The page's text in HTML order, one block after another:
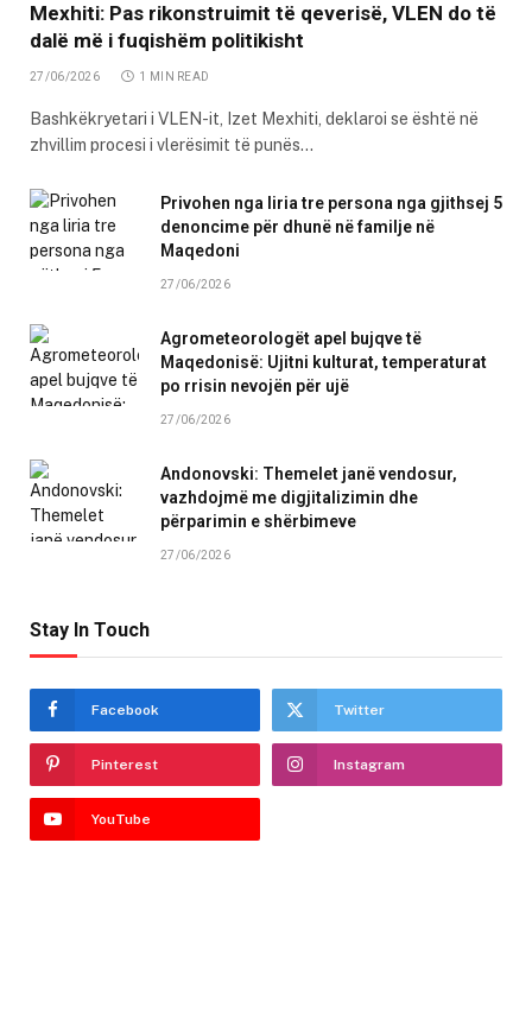
Mexhiti: Pas rikonstruimit të qeverisë, VLEN do të
dalë më i fuqishëm politikisht
27/06/2026 1 MIN READ
Bashkëkryetari i VLEN-it, Izet Mexhiti, deklaroi se është në
zhvillim procesi i vlerësimit të punës…
Privohen nga liria tre persona nga gjithsej 5
denoncime për dhunë në familje në
Maqedoni
27/06/2026
Agrometeorologët apel bujqve të
Maqedonisë: Ujitni kulturat, temperaturat
po rrisin nevojën për ujë
27/06/2026
Andonovski: Themelet janë vendosur,
vazhdojmë me digjitalizimin dhe
përparimin e shërbimeve
27/06/2026
Stay In Touch
Facebook Twitter
Pinterest Instagram
YouTube